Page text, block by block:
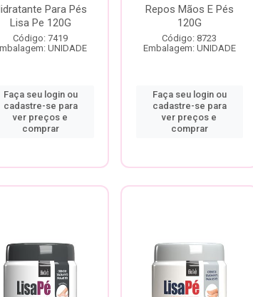
Para Pés
Lisa Pe 120G
Código: 7419
UNIDADE
Faça seu login ou
cadastre-se para
ver preços e
comprar
Repos Mãos E Pés
120G
Código: 8723
Embalagem: UNIDADE
Faça seu login ou
cadastre-se para
ver preços e
comprar